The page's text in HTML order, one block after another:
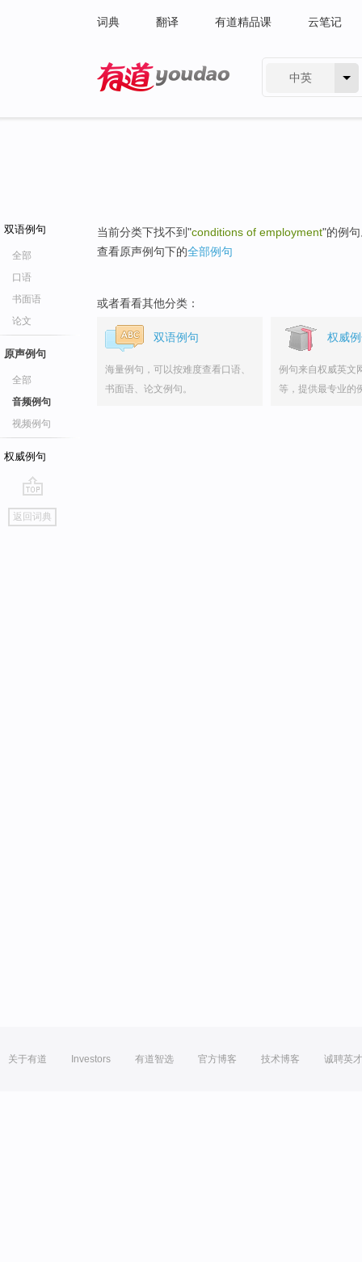
词典 翻译 有道精品课 云笔记
中英
双语例句
全部
口语
书面语
论文
原声例句
全部
音频例句
视频例句
权威例句
go
top
返回词典
当前分类下找不到"conditions of employment"的例
查看原声例句下的全部例句
或者看看其他分类：
双语例句
海量例句，可以按难度查看口语、
书面语、论文例句。
权威
例句来自权威英文
等，提供最专业的
关于有道 Investors 有道智选 官方博客 技术博客 诚聘英才